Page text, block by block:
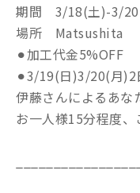
期間 3/18(土)-3/
場所 Matsushita
⚫︎加工代金5%OFF
⚫︎3/19(日)3/20(月)2
伊藤さんによるあな
お一人様15分程度、